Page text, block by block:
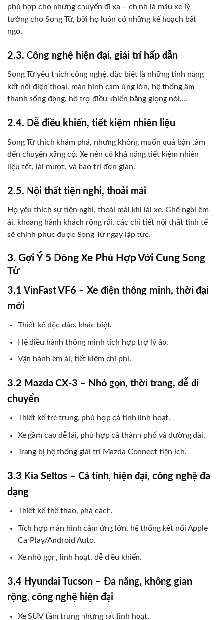
phù hợp cho những chuyến đi xa – chính là mẫu xe lý
tưởng cho Song Tử, bởi họ luôn có những kế hoạch bất
ngờ.
2.3. Công nghệ hiện đại, giải trí hấp dẫn
Song Tử yêu thích công nghệ, đặc biệt là những tính năng
kết nối điện thoại, màn hình cảm ứng lớn, hệ thống âm
thanh sống động, hỗ trợ điều khiển bằng giọng nói,…
2.4. Dễ điều khiển, tiết kiệm nhiên liệu
Song Tử thích khám phá, nhưng không muốn quá bận tâm
đến chuyện xăng cộ. Xe nên có khả năng tiết kiệm nhiên
liệu tốt, lái mượt, và bảo trì đơn giản.
2.5. Nội thất tiện nghi, thoải mái
Họ yêu thích sự tiện nghi, thoải mái khi lái xe. Ghế ngồi êm
ái, khoang hành khách rộng rãi, các chi tiết nội thất tinh tế
sẽ chinh phục được Song Tử ngay lập tức.
3. Gợi Ý 5 Dòng Xe Phù Hợp Với Cung Song
Tử
3.1 VinFast VF6 – Xe điện thông minh, thời đại
mới
Thiết kế độc đáo, khác biệt.
Hệ điều hành thông minh tích hợp trợ lý ảo.
Vận hành êm ái, tiết kiệm chi phí.
3.2 Mazda CX-3 – Nhỏ gọn, thời trang, dễ di
chuyển
Thiết kế trẻ trung, phù hợp cá tính linh hoạt.
Xe gầm cao dễ lái, phù hợp cả thành phố và đường dài.
Trang bị hệ thống giải trí Mazda Connect tiện ích.
3.3 Kia Seltos – Cá tính, hiện đại, công nghệ đa
dạng
Thiết kế thể thao, phá cách.
Tích hợp màn hình cảm ứng lớn, hệ thống kết nối Apple
CarPlay/Android Auto.
Xe nhỏ gọn, linh hoạt, dễ điều khiển.
3.4 Hyundai Tucson – Đa năng, không gian
rộng, công nghệ hiện đại
Xe SUV tầm trung nhưng rất linh hoạt.